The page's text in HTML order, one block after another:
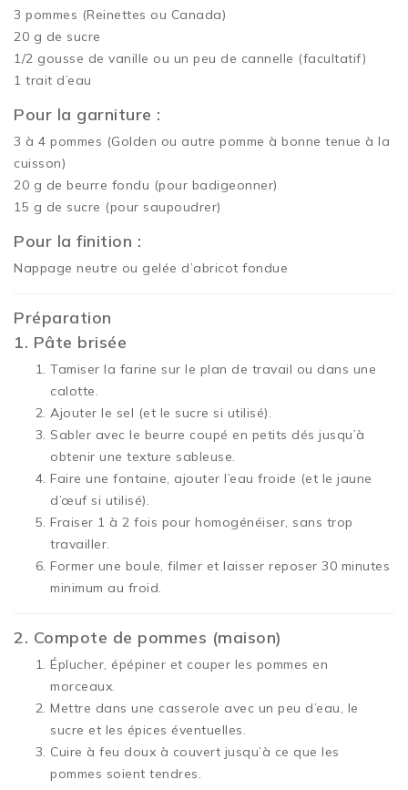
3 pommes (Reinettes ou Canada)
20 g de sucre
1/2 gousse de vanille ou un peu de cannelle (facultatif)
1 trait d’eau
Pour la garniture :
3 à 4 pommes (Golden ou autre pomme à bonne tenue à la
cuisson)
20 g de beurre fondu (pour badigeonner)
15 g de sucre (pour saupoudrer)
Pour la finition :
Nappage neutre ou gelée d’abricot fondue
Préparation
1. Pâte brisée
Tamiser la farine sur le plan de travail ou dans une
calotte.
Ajouter le sel (et le sucre si utilisé).
Sabler avec le beurre coupé en petits dés jusqu’à
obtenir une texture sableuse.
Faire une fontaine, ajouter l’eau froide (et le jaune
d’œuf si utilisé).
Fraiser 1 à 2 fois pour homogénéiser, sans trop
travailler.
Former une boule, filmer et laisser reposer 30 minutes
minimum au froid.
2. Compote de pommes (maison)
Éplucher, épépiner et couper les pommes en
morceaux.
Mettre dans une casserole avec un peu d’eau, le
sucre et les épices éventuelles.
Cuire à feu doux à couvert jusqu’à ce que les
pommes soient tendres.